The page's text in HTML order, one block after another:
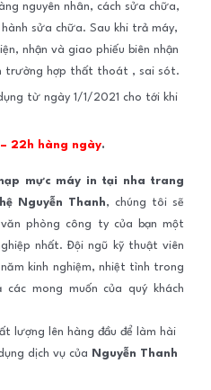
nguyên nhân, cách sửa chữa,
sửa chữa. Sau khi trả máy,
nhận và giao phiếu biên nhận
trường hợp thất thoát , sai sót.
từ ngày 1/1/2021 cho tới khi
22h hàng ngày.
mực máy in tại nha trang
Nguyễn Thanh, chúng tôi sẽ
phòng công ty của bạn một
nhất. Đội ngũ kỹ thuật viên
kinh nghiệm, nhiệt tình trong
mong muốn của quý khách
lượng lên hàng đầu để làm hài
dịch vụ của
Nguyễn Thanh